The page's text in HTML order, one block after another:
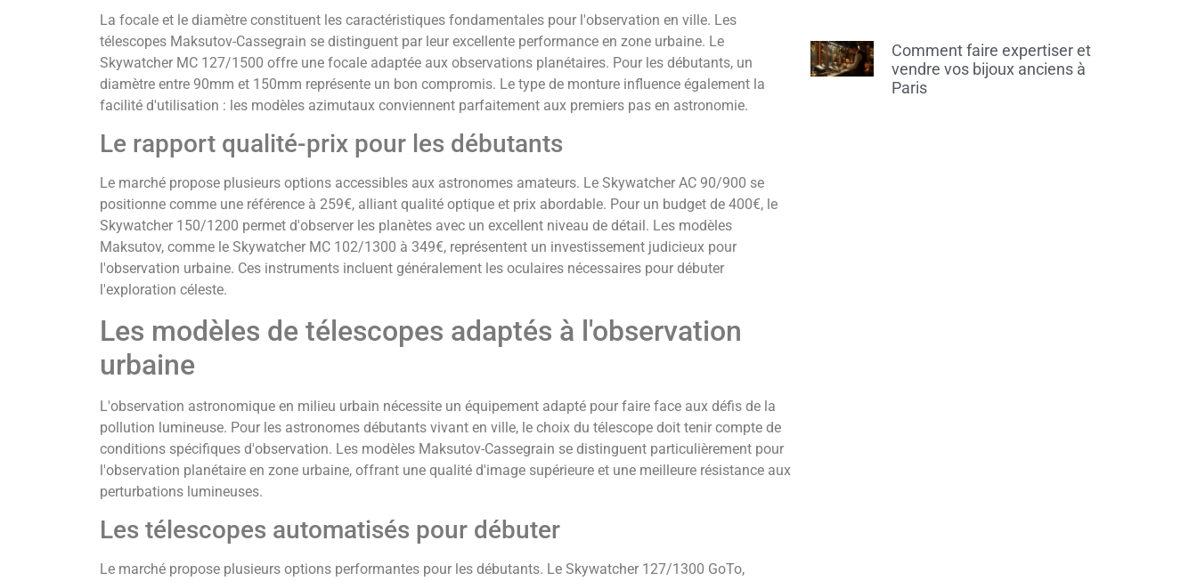
La focale et le diamètre constituent les caractéristiques fondamentales pour l'observation en ville. Les
télescopes Maksutov-Cassegrain se distinguent par leur excellente performance en zone urbaine. Le
Skywatcher MC 127/1500 offre une focale adaptée aux observations planétaires. Pour les débutants, un
diamètre entre 90mm et 150mm représente un bon compromis. Le type de monture influence également la
facilité d'utilisation : les modèles azimutaux conviennent parfaitement aux premiers pas en astronomie.
Le rapport qualité-prix pour les débutants
Le marché propose plusieurs options accessibles aux astronomes amateurs. Le Skywatcher AC 90/900 se
positionne comme une référence à 259€, alliant qualité optique et prix abordable. Pour un budget de 400€, le
Skywatcher 150/1200 permet d'observer les planètes avec un excellent niveau de détail. Les modèles
Maksutov, comme le Skywatcher MC 102/1300 à 349€, représentent un investissement judicieux pour
l'observation urbaine. Ces instruments incluent généralement les oculaires nécessaires pour débuter
l'exploration céleste.
Les modèles de télescopes adaptés à l'observation
urbaine
L'observation astronomique en milieu urbain nécessite un équipement adapté pour faire face aux défis de la
pollution lumineuse. Pour les astronomes débutants vivant en ville, le choix du télescope doit tenir compte de
conditions spécifiques d'observation. Les modèles Maksutov-Cassegrain se distinguent particulièrement pour
l'observation planétaire en zone urbaine, offrant une qualité d'image supérieure et une meilleure résistance aux
perturbations lumineuses.
Les télescopes automatisés pour débuter
Le marché propose plusieurs options performantes pour les débutants. Le Skywatcher 127/1300 GoTo,
Comment faire expertiser et
vendre vos bijoux anciens à
Paris